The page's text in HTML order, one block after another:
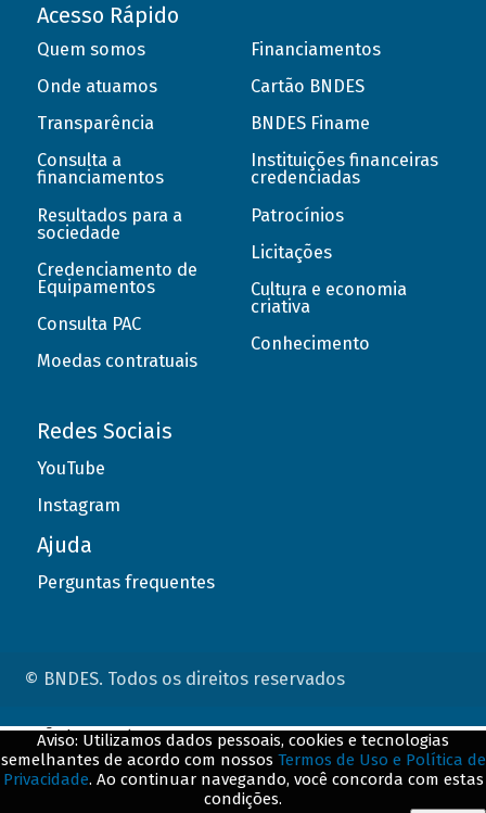
Acesso Rápido
Quem somos
Onde atuamos
Transparência
Consulta a
financiamentos
Resultados para a
sociedade
Credenciamento de
Equipamentos
Consulta PAC
Moedas contratuais
Financiamentos
Cartão BNDES
BNDES Finame
Instituições financeiras
credenciadas
Patrocínios
Licitações
Cultura e economia
criativa
Conhecimento
Redes Sociais
YouTube
Instagram
Ajuda
Perguntas frequentes
© BNDES. Todos os direitos reservados
Aviso: Utilizamos dados pessoais, cookies e tecnologias
semelhantes de acordo com nossos Termos de Uso e Política de
Privacidade. Ao continuar navegando, você concorda com estas
condições.
ConteÃºdo complementar
${title}${badge}